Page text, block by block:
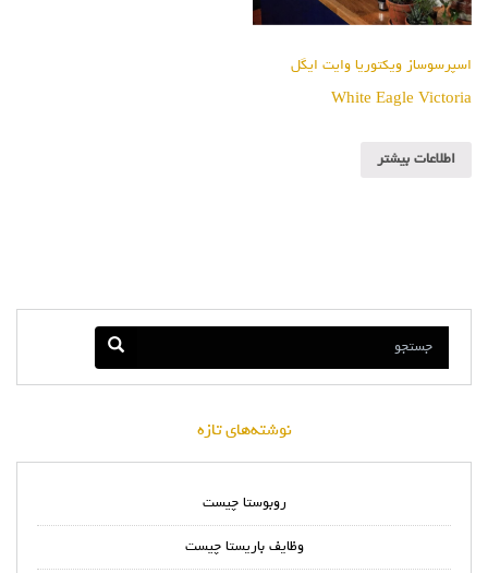
اسپرسوساز ویکتوریا وایت ایگل
White Eagle Victoria
اطلاعات بیشتر
نوشته‌های تازه
روبوستا چیست
وظایف باریستا چیست